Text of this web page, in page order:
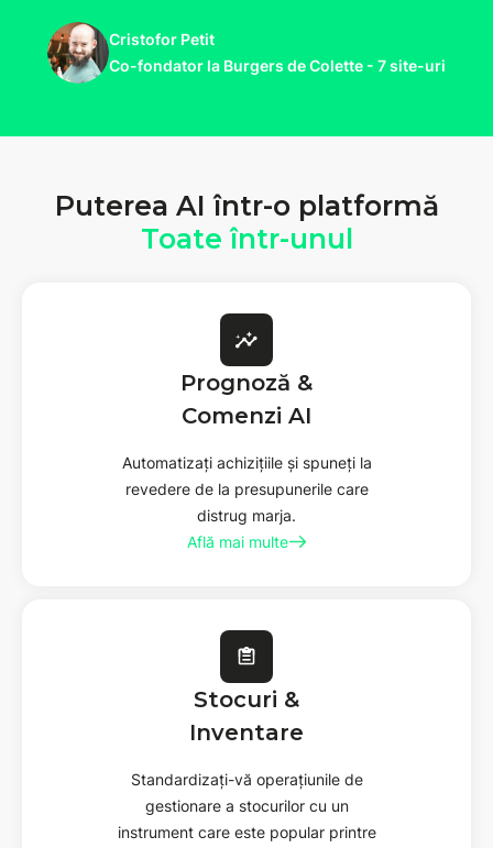
Cristofor Petit
Co-fondator la Burgers de Colette - 7 site-uri
Puterea AI într-o platformă
Toate într-unul
Prognoză &
Comenzi AI
Automatizați achizițiile și spuneți la
revedere de la presupunerile care
distrug marja.
Află mai multe
Stocuri &
Inventare
Standardizați-vă operațiunile de
gestionare a stocurilor cu un
instrument care este popular printre